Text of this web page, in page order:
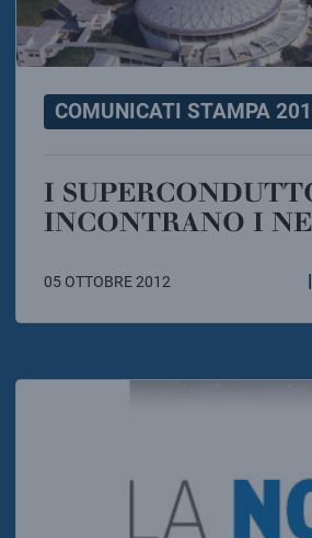
COMUNICATI STAMPA
I SUPERCONDUTTORI
INCONTRANO I
05 OTTOBRE 2012